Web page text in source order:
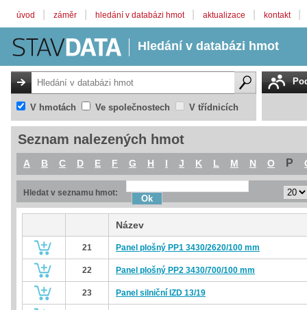
úvod záměr hledání v databázi hmot aktualizace kontakt
Hledání v databázi hmot
V hmotách Ve společnostech V třídnicích
Seznam nalezených hmot
A B C D E F G H I J K L M N O P
Hledat v seznamu hmot:
Název
21 Panel plošný PP1 3430/2620/100 mm
22 Panel plošný PP2 3430/700/100 mm
23 Panel silniční IZD 13/19